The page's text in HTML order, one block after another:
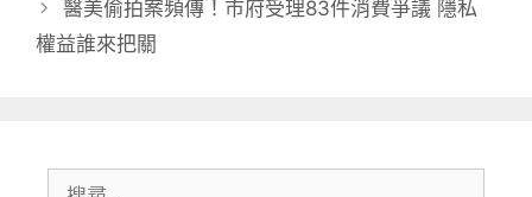
醫美偷拍案頻傳！市府受理83件消費爭議 隱私
權益誰來把關